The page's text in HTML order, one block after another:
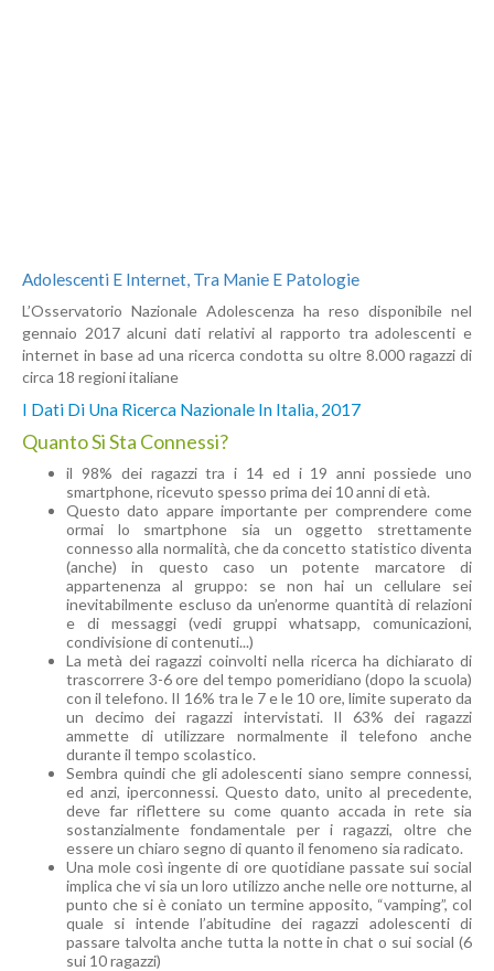
Adolescenti E Internet, Tra Manie E Patologie
L’Osservatorio Nazionale Adolescenza ha reso disponibile nel
gennaio 2017 alcuni dati relativi al rapporto tra adolescenti e
internet in base ad una ricerca condotta su oltre 8.000 ragazzi di
circa 18 regioni italiane
I Dati Di Una Ricerca Nazionale In Italia, 2017
Quanto Si Sta Connessi?
il 98% dei ragazzi tra i 14 ed i 19 anni possiede uno
smartphone, ricevuto spesso prima dei 10 anni di età.
Questo dato appare importante per comprendere come
ormai lo smartphone sia un oggetto strettamente
connesso alla normalità, che da concetto statistico diventa
(anche) in questo caso un potente marcatore di
appartenenza al gruppo: se non hai un cellulare sei
inevitabilmente escluso da un’enorme quantità di relazioni
e di messaggi (vedi gruppi whatsapp, comunicazioni,
condivisione di contenuti...)
La metà dei ragazzi coinvolti nella ricerca ha dichiarato di
trascorrere 3-6 ore del tempo pomeridiano (dopo la scuola)
con il telefono. Il 16% tra le 7 e le 10 ore, limite superato da
un decimo dei ragazzi intervistati. Il 63% dei ragazzi
ammette di utilizzare normalmente il telefono anche
durante il tempo scolastico.
Sembra quindi che gli adolescenti siano sempre connessi,
ed anzi, iperconnessi. Questo dato, unito al precedente,
deve far riflettere su come quanto accada in rete sia
sostanzialmente fondamentale per i ragazzi, oltre che
essere un chiaro segno di quanto il fenomeno sia radicato.
Una mole così ingente di ore quotidiane passate sui social
implica che vi sia un loro utilizzo anche nelle ore notturne, al
punto che si è coniato un termine apposito, “vamping”, col
quale si intende l’abitudine dei ragazzi adolescenti di
passare talvolta anche tutta la notte in chat o sui social (6
sui 10 ragazzi)